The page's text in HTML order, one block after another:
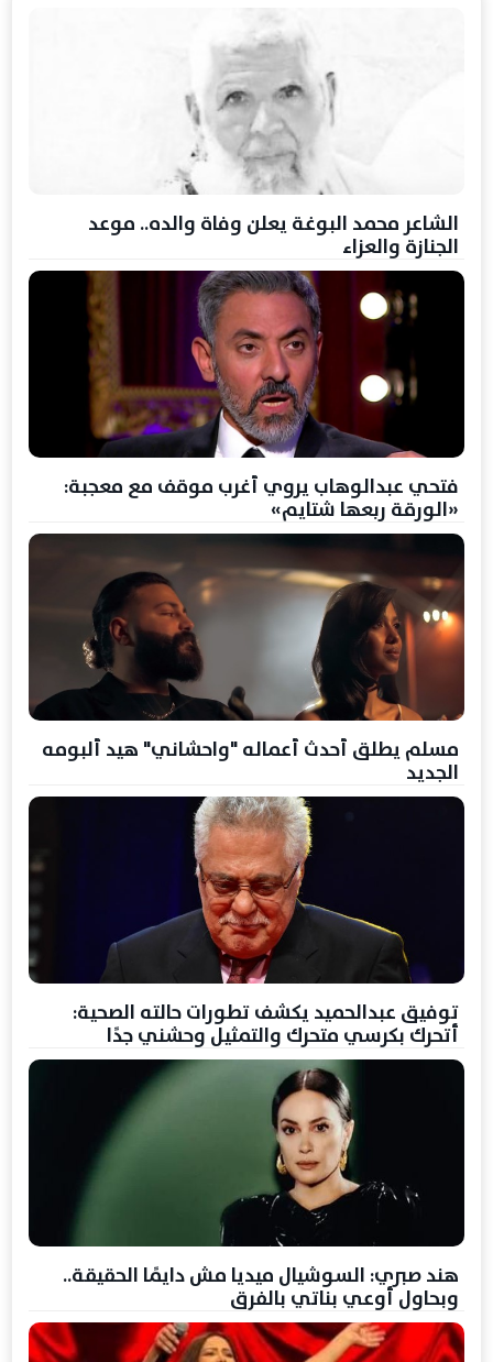
الشاعر محمد البوغة يعلن وفاة والده.. موعد
الجنازة والعزاء
فتحي عبدالوهاب يروي أغرب موقف مع معجبة:
«الورقة ربعها شتايم»
مسلم يطلق أحدث أعماله "واحشاني" هيد ألبومه
الجديد
توفيق عبدالحميد يكشف تطورات حالته الصحية:
أتحرك بكرسي متحرك والتمثيل وحشني جدًا
هند صبري: السوشيال ميديا مش دايمًا الحقيقة..
وبحاول أوعي بناتي بالفرق